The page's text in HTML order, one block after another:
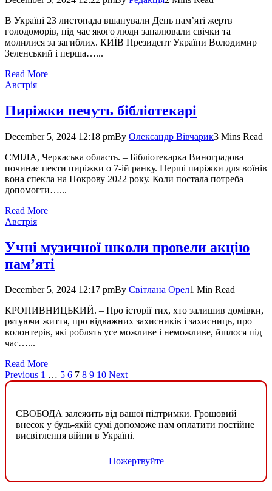
В Україні 23 листопада вшанували День пам’яті жертв
голодоморів, під час якого люди запалювали свічки та
молилися за загиблих. КИЇВ Президент України Володимир
Зеленський і перша…...
Read More
Австрія
Пиріжки печуть бібліотекарі
December 5, 2024 12:18 pmBy Олександр Вівчарик3 Mins Read
СМІЛА, Черкаська область. – Біб­ліо­текарка Виногра­дова
починає пекти пиріжки о 7-ій ранку. Перші пиріжки для воїнів
вона спекла на Покрову 2022 року. Коли постала потреба
допомогти…...
Read More
Австрія
Учні музичної школи провели акцію
пам’яті
December 5, 2024 12:17 pmBy Світлана Орел1 Min Read
КРОПИВНИЦЬКИЙ. – Про історії тих, хто залишив домівки,
рятуючи життя, про відважних захисників і захисниць, про
волонтерів, які роблять усе можливе і неможливе, йшлося під
час…...
Read More
Previous 1 … 5 6 7 8 9 10 Next
СВОБОДА залежить від вашої підтримки. Грошовий
внесок у будь-якій сумі допоможе нам оплатити постійне
висвітлення війни в Україні.
Пожертвуйте